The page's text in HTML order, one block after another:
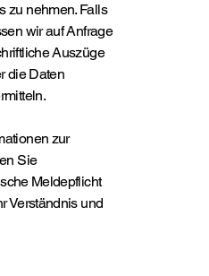
zu nehmen. Falls
wir auf Anfrage
Auszüge
die Daten
zur
Sie
Meldepflicht
Verständnis und